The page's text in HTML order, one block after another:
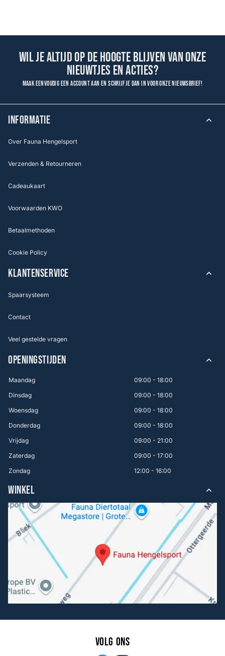
Wil je altijd op de hoogte blijven van onze
nieuwtjes en acties?
Maak eenvoudig een account aan en schrijf je dan in voor onze nieuwsbrief!
INFORMATIE
Over Fauna Hengelsport
Verzenden & Retourneren
Cadeaukaart
Voorwaarden KWO
Betaalmethoden
Cookie Policy
KLANTENSERVICE
Spaarsysteem
Contact
Veel gestelde vragen
OPENINGSTIJDEN
Maandag
09:00 - 18:00
Dinsdag
09:00 - 18:00
Woensdag
09:00 - 18:00
Donderdag
09:00 - 18:00
Vrijdag
09:00 - 21:00
Zaterdag
09:00 - 17:00
Zondag
12:00 - 16:00
WINKEL
Volg ons